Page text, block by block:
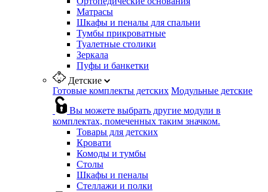
Матрасы
Шкафы и пеналы для спальни
Тумбы прикроватные
Туалетные столики
Зеркала
Пуфы и банкетки
Детские
Готовые комплекты детских Модульные детские
Вы можете выбрать другие модули в
комплектах, помеченных таким значком.
Товары для детских
Кровати
Комоды и тумбы
Столы
Шкафы и пеналы
Стеллажи и полки